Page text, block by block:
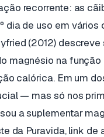
recorrente: as
dia de uso em vários
(2012) descreve
magnésio na função
calórica. Em um
— mas só nos
a suplementar
da Puravida, link de